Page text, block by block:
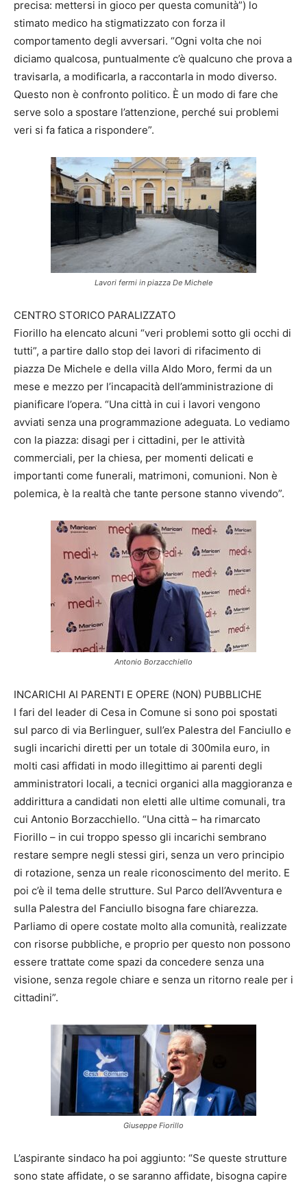
precisa: mettersi in gioco per questa comunità”) lo
stimato medico ha stigmatizzato con forza il
comportamento degli avversari. “Ogni volta che noi
diciamo qualcosa, puntualmente c’è qualcuno che prova a
travisarla, a modificarla, a raccontarla in modo diverso.
Questo non è confronto politico. È un modo di fare che
serve solo a spostare l’attenzione, perché sui problemi
veri si fa fatica a rispondere”.
Lavori fermi in piazza De Michele
CENTRO STORICO PARALIZZATO
Fiorillo ha elencato alcuni “veri problemi sotto gli occhi di
tutti”, a partire dallo stop dei lavori di rifacimento di
piazza De Michele e della villa Aldo Moro, fermi da un
mese e mezzo per l’incapacità dell’amministrazione di
pianificare l’opera. “Una città in cui i lavori vengono
avviati senza una programmazione adeguata. Lo vediamo
con la piazza: disagi per i cittadini, per le attività
commerciali, per la chiesa, per momenti delicati e
importanti come funerali, matrimoni, comunioni. Non è
polemica, è la realtà che tante persone stanno vivendo”.
Antonio Borzacchiello
INCARICHI AI PARENTI E OPERE (NON) PUBBLICHE
I fari del leader di Cesa in Comune si sono poi spostati
sul parco di via Berlinguer, sull’ex Palestra del Fanciullo e
sugli incarichi diretti per un totale di 300mila euro, in
molti casi affidati in modo illegittimo ai parenti degli
amministratori locali, a tecnici organici alla maggioranza e
addirittura a candidati non eletti alle ultime comunali, tra
cui Antonio Borzacchiello. “Una città – ha rimarcato
Fiorillo – in cui troppo spesso gli incarichi sembrano
restare sempre negli stessi giri, senza un vero principio
di rotazione, senza un reale riconoscimento del merito. E
poi c’è il tema delle strutture. Sul Parco dell’Avventura e
sulla Palestra del Fanciullo bisogna fare chiarezza.
Parliamo di opere costate molto alla comunità, realizzate
con risorse pubbliche, e proprio per questo non possono
essere trattate come spazi da concedere senza una
visione, senza regole chiare e senza un ritorno reale per i
cittadini”.
Giuseppe Fiorillo
L’aspirante sindaco ha poi aggiunto: “Se queste strutture
sono state affidate, o se saranno affidate, bisogna capire